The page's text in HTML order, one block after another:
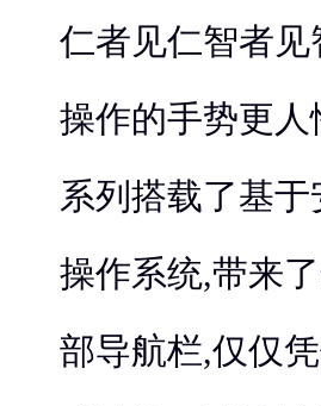
仁者见仁智者
操作的手势更人
系列搭载了基
操作系统,带来
部导航栏,仅仅